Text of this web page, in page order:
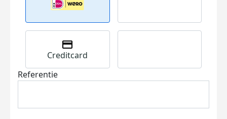
Creditcard
Referentie